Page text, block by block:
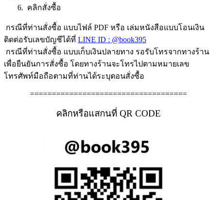
6. คลิกสั่งซื้อ
กรณีที่ท่านสั่งซื้อ แบบไฟล์ PDF หรือ เล่มหนังสือแบบโอนเงิน
ติดต่อรับเลขบัญชีได้ที่ LINE ID : @book395
กรณีที่ท่านสั่งซื้อ แบบเก็บเงินปลายทาง รอรับโทรจากทางร้าน
เพื่อยืนยันการสั่งซื้อ โดยทางร้านจะโทรไปตามหมายเลข
โทรศัพท์มือถือตามที่ท่านได้ระบุตอนสั่งซื้อ
====================================
คลิกหรือแสกนที่ QR CODE